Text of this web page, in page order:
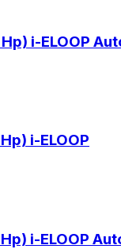
i-ELOOP
i-ELOOP
i-ELOOP